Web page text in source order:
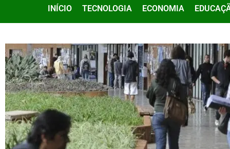
INÍCIO TECNOLOGIA ECONOMIA